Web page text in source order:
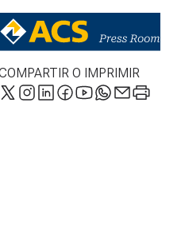
O IMPRIMIR